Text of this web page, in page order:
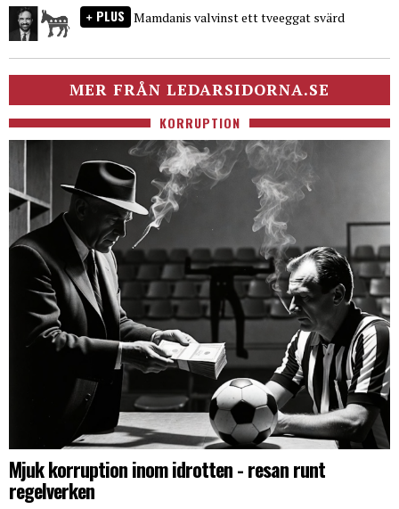
PLUS Mamdanis valvinst ett tveeggat svärd
MER FRÅN LEDARSIDORNA.SE
KORRUPTION
Mjuk korruption inom idrotten - resan runt
regelverken